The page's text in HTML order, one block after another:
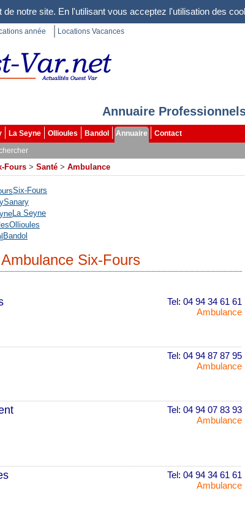
notre site. En l'utilisant vous acceptez l'utilisation des
année Locations Vacances
Annuaire
La Seyne Ollioules Bandol Annuaire
Contact
Fours > Santé > Ambulance
Six-Fours
Sanary
La Seyne
Ollioules
Bandol
Ambulance Six-Fours
Tel: 04 94 34 61 61
Ambulance
Tel: 04 94 87 87 95
Ambulance
Tel: 04 94 07 83 93
Ambulance
Tel: 04 94 34 61 61
Ambulance